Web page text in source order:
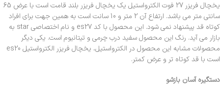
یخچال فریزر 27 فوت الکترواستیل یک یخچال فریزر بلند قامت است با عرض 65
سانتی متر می باشد. ارتفاع آن 2 متر و 10 سانت است به همین جهت برای افراد
کوتاه قد پیشنهاد نمی شود. این محصول با کد es27 و نام اختصاصی star به
بازار می آید. رنگ این محصول سفید درب چرمی و تیتانیوم است. یکی دیگر
محصولات مشابه این محصول در الکترواستیل، یخچال فریزر الکترواستیل es20
است با قد کوتاه تر و عرض کمتر.
دستگیره آسان بازشو